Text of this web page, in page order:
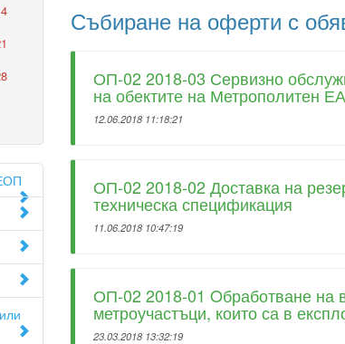
Събиране на оферти с
ОП-02 2018-03 Сервизно
на обектите на Метрополитен
12.06.2018 11:18:21
ОП-02 2018-02 Доставка на
техническа спецификация
11.06.2018 10:47:19
ОП-02 2018-01 Oбработване на
метроучастъци, които са в
23.03.2018 13:32:19